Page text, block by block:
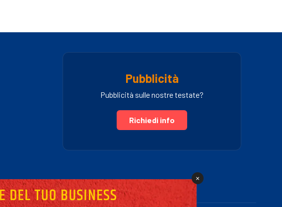
Pubblicità
Pubblicità sulle nostre testate?
Richiedi info
×